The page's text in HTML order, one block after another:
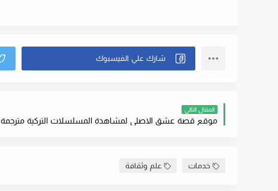
المقال التالي
خدمات علم وثقافة